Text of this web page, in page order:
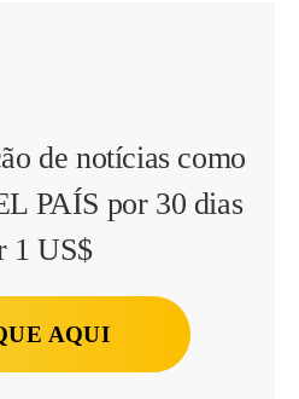
de notícias como
PAÍS por 30 dias
1 US$
AQUI